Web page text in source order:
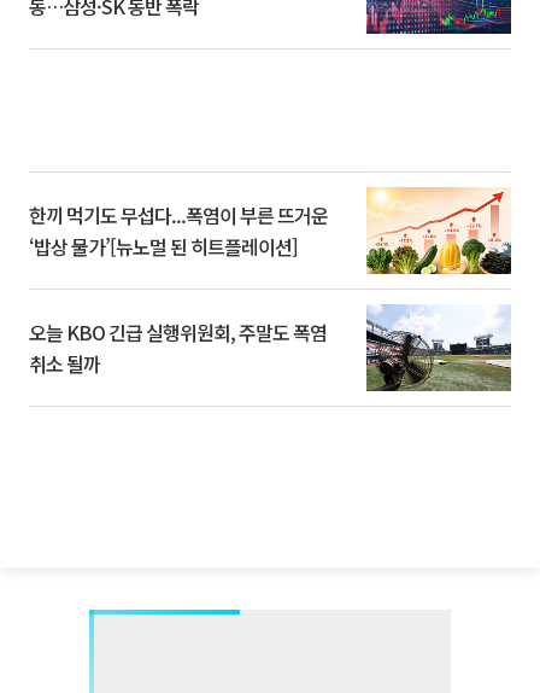
동…삼성·SK 동반 폭락
한끼 먹기도 무섭다...폭염이 부른 뜨거운
‘밥상 물가’[뉴노멀 된 히트플레이션]
오늘 KBO 긴급 실행위원회, 주말도 폭염
취소 될까